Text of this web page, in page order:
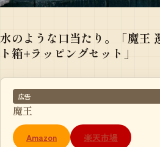
水のような口当たり。「魔王
ト箱+ラッピングセット」
広告
魔王
Amazon 楽天市場